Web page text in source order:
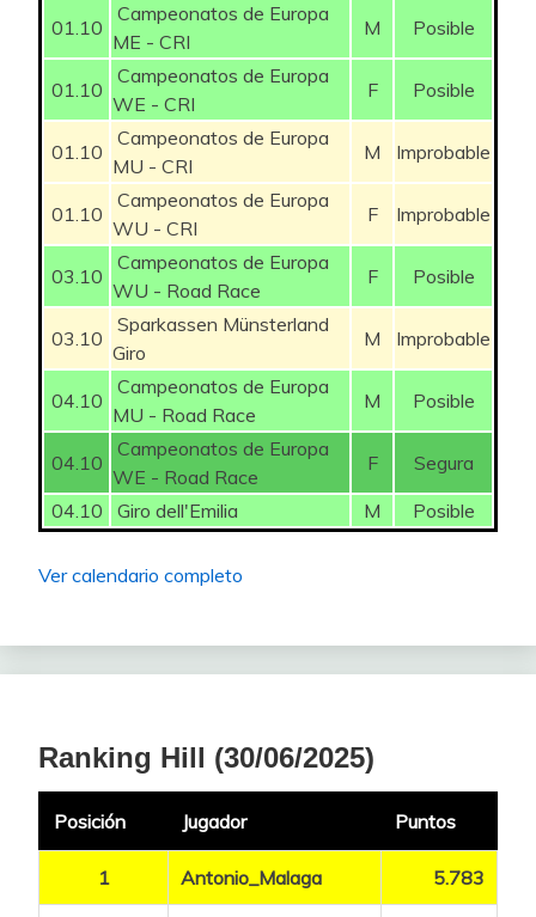
01.10
Campeonatos de Europa
ME - CRI
M Posible
01.10
Campeonatos de Europa
WE - CRI
F Posible
01.10
Campeonatos de Europa
MU - CRI
M Improbable
01.10
Campeonatos de Europa
WU - CRI
F Improbable
03.10
Campeonatos de Europa
WU - Road Race
F Posible
03.10
Sparkassen Münsterland
Giro
M Improbable
04.10
Campeonatos de Europa
MU - Road Race
M Posible
04.10
Campeonatos de Europa
WE - Road Race
F
Segura
04.10
Giro dell'Emilia M Posible
Ver calendario completo
Ranking Hill (30/06/2025)
Posición Jugador Puntos
1 Antonio_Malaga 5.783